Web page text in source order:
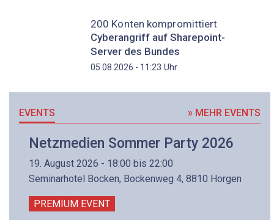
200 Konten kompromittiert
Cyberangriff auf Sharepoint-
Server des Bundes
05.08.2026 - 11:23 Uhr
EVENTS » MEHR EVENTS
Netzmedien Sommer Party 2026
19. August 2026 - 18:00 bis 22:00
Seminarhotel Bocken, Bockenweg 4, 8810 Horgen
PREMIUM EVENT